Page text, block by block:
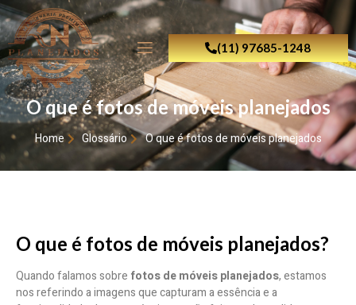
(11) 97685-1248
O que é fotos de móveis planejados
Home Glossário O que é fotos de móveis planejados
O que é fotos de móveis planejados?
Quando falamos sobre fotos de móveis planejados, estamos
nos referindo a imagens que capturam a essência e a